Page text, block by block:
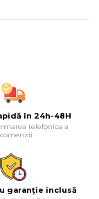
în 24h-48H
telefonica a
comenzii
garanție inclusă